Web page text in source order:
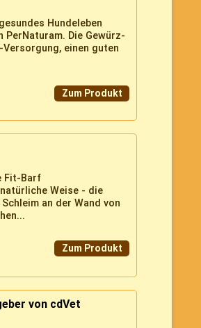
Hundeleben
Die Gewürz-
einen guten
Zum Produkt
Fit-Barf
Weise - die
an der Wand von
Zum Produkt
von cdVet